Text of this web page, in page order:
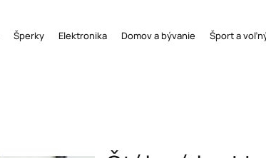
Šperky Elektronika Domov a bývanie Šport a